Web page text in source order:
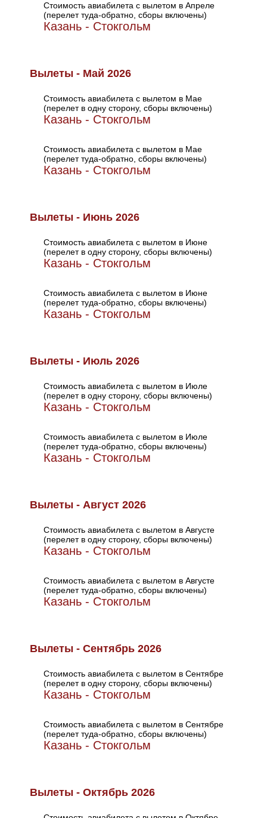
Стоимость авиабилета с вылетом в Апреле
(перелет туда-обратно, сборы включены)
Казань - Стокгольм
Вылеты - Май 2026
Стоимость авиабилета с вылетом в Мае
(перелет в одну сторону, сборы включены)
Казань - Стокгольм
Стоимость авиабилета с вылетом в Мае
(перелет туда-обратно, сборы включены)
Казань - Стокгольм
Вылеты - Июнь 2026
Стоимость авиабилета с вылетом в Июне
(перелет в одну сторону, сборы включены)
Казань - Стокгольм
Стоимость авиабилета с вылетом в Июне
(перелет туда-обратно, сборы включены)
Казань - Стокгольм
Вылеты - Июль 2026
Стоимость авиабилета с вылетом в Июле
(перелет в одну сторону, сборы включены)
Казань - Стокгольм
Стоимость авиабилета с вылетом в Июле
(перелет туда-обратно, сборы включены)
Казань - Стокгольм
Вылеты - Август 2026
Стоимость авиабилета с вылетом в Августе
(перелет в одну сторону, сборы включены)
Казань - Стокгольм
Стоимость авиабилета с вылетом в Августе
(перелет туда-обратно, сборы включены)
Казань - Стокгольм
Вылеты - Сентябрь 2026
Стоимость авиабилета с вылетом в Сентябре
(перелет в одну сторону, сборы включены)
Казань - Стокгольм
Стоимость авиабилета с вылетом в Сентябре
(перелет туда-обратно, сборы включены)
Казань - Стокгольм
Вылеты - Октябрь 2026